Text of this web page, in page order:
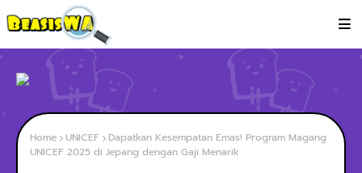
Home UNICEF
Dapatkan Kesempatan Emas! Program Magang
UNICEF 2025 di Jepang dengan Gaji Menarik